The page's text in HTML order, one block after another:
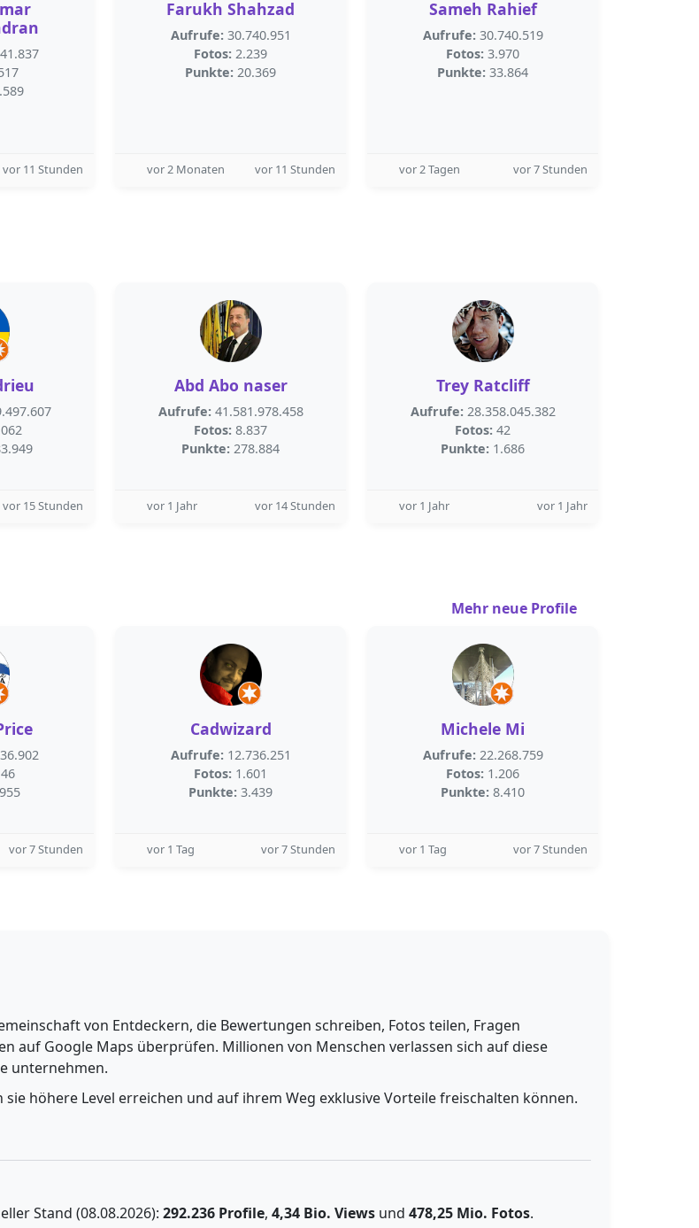
vor 11 Stunden
Farukh Shahzad
Aufrufe: 30.740.951
Fotos: 2.239
Punkte: 20.369
vor 2 Monaten vor 11 Stunden
Sameh Rahief
Aufrufe: 30.740.519
Fotos: 3.970
Punkte: 33.864
vor 2 Tagen vor 7 Stunden
vor 15 Stunden
Abd Abo naser
Aufrufe: 41.581.978.458
Fotos: 8.837
Punkte: 278.884
vor 1 Jahr vor 14 Stunden
Trey Ratcliff
Aufrufe: 28.358.045.382
Fotos: 42
Punkte: 1.686
vor 1 Jahr vor 1 Jahr
Mehr neue Profile
vor 7 Stunden
Cadwizard
Aufrufe: 12.736.251
Fotos: 1.601
Punkte: 3.439
vor 1 Tag vor 7 Stunden
Michele Mi
Aufrufe: 22.268.759
Fotos: 1.206
Punkte: 8.410
vor 1 Tag vor 7 Stunden
von Entdeckern, die Bewertungen schreiben, Fotos teilen, Fragen
auf Google Maps überprüfen. Millionen von Menschen verlassen sich auf diese
unternehmen.
höhere Level erreichen und auf ihrem Weg exklusive Vorteile freischalten können.
Stand (08.08.2026): 292.236 Profile, 4,34 Bio. Views und 478,25 Mio. Fotos.